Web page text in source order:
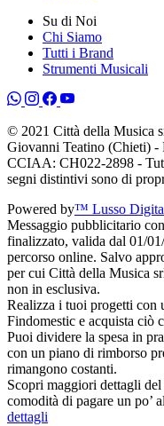
Su di Noi
Chi Siamo
Tutti i Brand
Strumenti Musicali
© 2021 Città della Musica
Giovanni Teatino (Chieti) -
CCIAA: CH022-2898 -
segni distintivi sono di
Powered by™ Lusso
Messaggio pubblicitario
finalizzato, valida dal 01/
percorso online. Salvo
per cui Città della Musica
non in esclusiva.
Realizza i tuoi progetti con
Findomestic e acquista ciò
Puoi dividere la spesa in
con un piano di rimborso
rimangono costanti.
Scopri maggiori dettagli
comodità di pagare un po’
dettagli